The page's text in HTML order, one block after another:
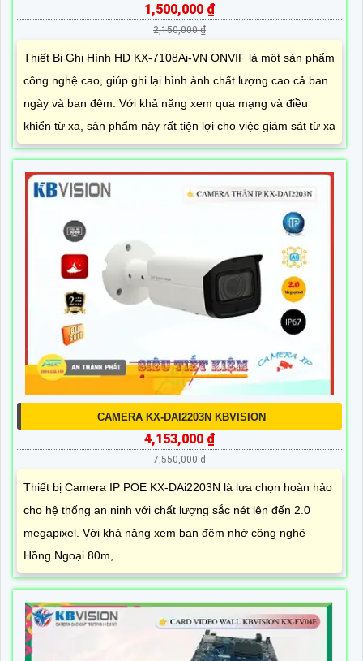
1,500,000 ₫
2,150,000 ₫
Thiết Bị Ghi Hình HD KX-7108Ai-VN ONVIF là một sản phẩm
công nghệ cao, giúp ghi lại hình ảnh chất lượng cao cả ban
ngày và ban đêm. Với khả năng xem qua mạng và điều
khiển từ xa, sản phẩm này rất tiện lợi cho việc giám sát từ xa
CAMERA KX-DAI2203N KBVISION
4,153,000 ₫
7,550,000 ₫
Thiết bị Camera IP POE KX-DAi2203N là lựa chọn hoàn hảo
cho hệ thống an ninh với chất lượng sắc nét lên đến 2.0
megapixel. Với khả năng xem ban đêm nhờ công nghệ
Hồng Ngoại 80m,...